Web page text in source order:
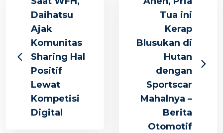
Daihatsu
Ajak
Komunitas
Sharing Hal
Positif
Lewat
Kompetisi
Digital
Tua ini
Kerap
Blusukan di
Hutan
dengan
Sportscar
Mahalnya –
Berita
Otomotif